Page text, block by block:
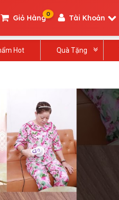
Giỏ Hàng0 Tài Khoản
Hot Quà Tặng